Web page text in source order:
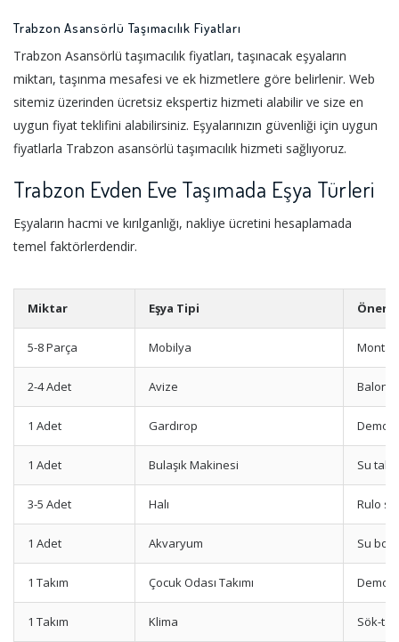
Trabzon Asansörlü Taşımacılık Fiyatları
Trabzon Asansörlü taşımacılık fiyatları, taşınacak eşyaların
miktarı, taşınma mesafesi ve ek hizmetlere göre belirlenir. Web
sitemiz üzerinden ücretsiz ekspertiz hizmeti alabilir ve size en
uygun fiyat teklifini alabilirsiniz. Eşyalarınızın güvenliği için uygun
fiyatlarla Trabzon asansörlü taşımacılık hizmeti sağlıyoruz.
Trabzon Evden Eve Taşımada Eşya Türleri
Eşyaların hacmi ve kırılganlığı, nakliye ücretini hesaplamada
temel faktörlerdendir.
Miktar Eşya Tipi Öneri
5-8 Parça Mobilya Montaj
2-4 Adet Avize
1 Adet Gardırop
1 Adet Bulaşık Makinesi Su
3-5 Adet Halı Rulo
1 Adet Akvaryum Su
1 Takım Çocuk Odası Takımı
1 Takım Klima Sök-